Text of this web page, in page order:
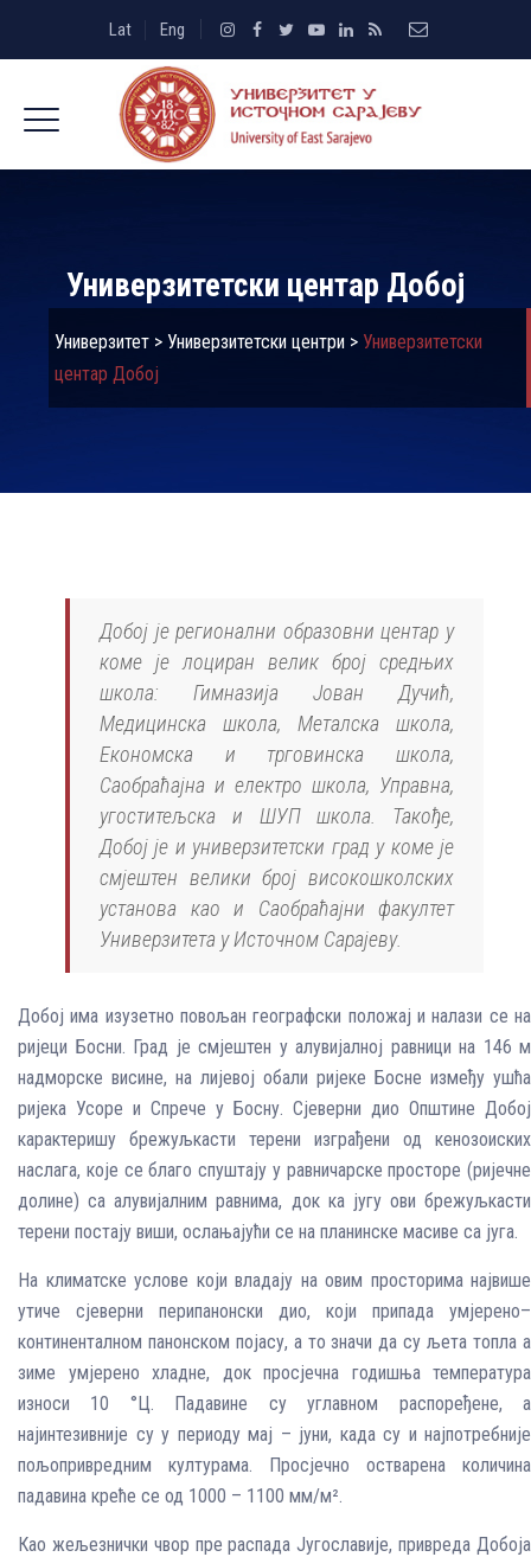
Lat Eng
Универзитетски центар Добој
Универзитет > Универзитетски центри > Универзитетски
центар Добој
Добој је регионални образовни центар у
коме је лоциран велик број средњих
школа: Гимназија Јован Дучић,
Медицинска школа, Металска школа,
Економска и трговинска школа,
Саобраћајна и електро школа, Управна,
угоститељска и ШУП школа. Такође,
Добој је и универзитетски град у коме је
смјештен велики број високошколских
установа као и Саобраћајни факултет
Универзитета у Источном Сарајеву.
Добој има изузетно повољан географски положај и налази се на
ријеци Босни. Град је смјештен у алувијалној равници на 146 м
надморске висине, на лијевој обали ријеке Босне између ушћа
ријека Усоре и Спрече у Босну. Сјеверни дио Општине Добој
карактеришу брежуљкасти терени изграђени од кенозоиских
наслага, које се благо спуштају у равничарске просторе (ријечне
долине) са алувијалним равнима, док ка југу ови брежуљкасти
терени постају виши, ослањајући се на планинске масиве са југа.
На климатске услове који владају на овим просторима највише
утиче сјеверни перипанонски дио, који припада умјерено–
континенталном панонском појасу, а то значи да су љета топла а
зиме умјерено хладне, док просјечна годишња температура
износи 10 °Ц. Падавине су углавном распоређене, а
најинтезивније су у периоду мај – јуни, када су и најпотребније
пољопривредним културама. Просјечно остварена количина
падавина креће се од 1000 – 1100 мм/м².
Као жељезнички чвор пре распада Југославије, привреда Добоја